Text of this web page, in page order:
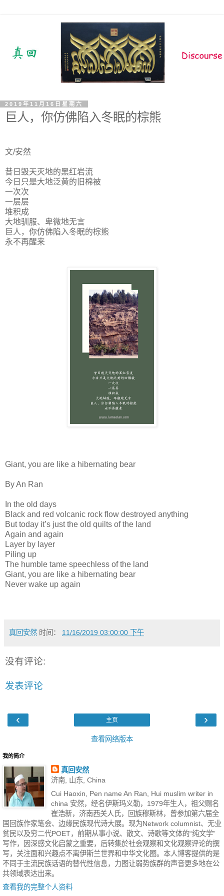
2019年11月16日星期六
巨人，你仿佛陷入冬眠的棕熊
文/安然
昔日毁天灭地的黑红岩流
今日只是大地泛黄的旧棉被
一次次
一层层
堆积成
大地驯服、卑微地无言
巨人，你仿佛陷入冬眠的棕熊
永不再醒来
Giant, you are like a hibernating bear
By An Ran
In the old days
Black and red volcanic rock flow destroyed anything
But today it’s just the old quilts of the land
Again and again
Layer by layer
Piling up
The humble tame speechless of the land
Giant, you are like a hibernating bear
Never wake up again
真回安然 时间： 11/16/2019 03:00:00 下午
没有评论:
发表评论
‹ ›
主页
查看网络版本
我的简介
真回安然
济南, 山东, China
Cui Haoxin, Pen name An Ran, Hui muslim writer in
china 安然，经名伊斯玛义勒，1979年生人，祖父赐名
崔浩新，济南西关人氏，回族穆斯林，曾参加第六届全
国回族作家笔会、边缘民族现代诗大展。现为Network columnist、无业
贫民以及穷二代POET，前期从事小说、散文、诗歌等文体的“纯文学”
写作，因深感文化启蒙之重要，后转集於社会观察和文化观察评论的撰
写，关注面和兴趣点不离伊斯兰世界和中华文化圈。本人博客提供的是
不同于主流民族话语的替代性信息，力图让弱势族群的声音更多地在公
共领域表达出来。
查看我的完整个人资料